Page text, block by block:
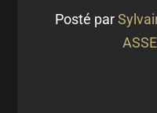
Posté par